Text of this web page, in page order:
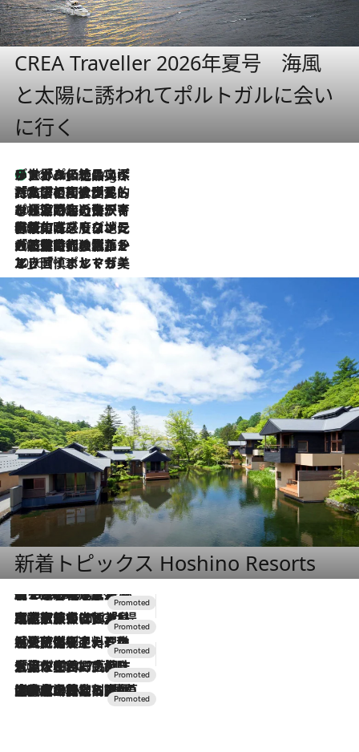
CREA Traveller 2026年夏号 海風
と太陽に誘われてポルトガルに会い
に行く
46 Minutes Ago
リスボンの絶品スイーツ「パステル・デ・ナタ」とは？ポルトガル伝統の奥深い世界へ
2026.7.27
「私の祖国はポルトガル語です」国民的詩人フェルナンド・ペソアと、彼が愛した文学の街を歩く
2026.7.26
ポルトガル近海が育む極上の海の幸。キリリと冷えた白ワインと愉しむ、シーフード専門店の贅沢
2026.7.22
伝統の味をモダンに昇華。高感度な地元客が集う、リスボンの最旬ガストロノミー
2026.7.21
大航海時代の栄華から、震災、独裁、そして革命へ。ポルトガル・首都リスボンの石畳に刻まれた「歴史の光と影」
2026.7.13
エッセイ・ヤマザキマリ「慎ましくも美しき国 ポルトガル」
新着トピックス Hoshino Resorts
2026.8.7
【トンボの足水浴】ヒノキの香りに包まれて涼感マックス！約13℃の湧水かけ流しを避暑地「星野温泉 トンボの湯」で体験
2026.7.31
【ホテル帰省】という選択肢をOMOが提案。家族とほどよい距離を保つには「昼は実家、夜は気兼ねなくホテルで！」
2026.7.24
【夏限定ディナーコース】旬を迎える稚鮎や花ズッキーニなどをイタリア・トスカーナの郷土料理の手法で満喫！
2026.7.17
「土佐和ハーブかき氷」がOMO7高知に登場！生姜、山椒、大葉など目にも舌にも涼を呼ぶ郷土の味
2026.7.10
NEW OPEN！【界 草津】名湯の地に誕生。趣の異なる2種の温泉と上州ならではの会席・蕎麦割烹など美食を味わう究極の癒やし旅